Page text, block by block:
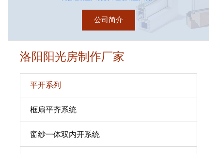
公司简介
洛阳阳光房制作厂家
平开系列
框扇平齐系统
窗纱一体双内开系统